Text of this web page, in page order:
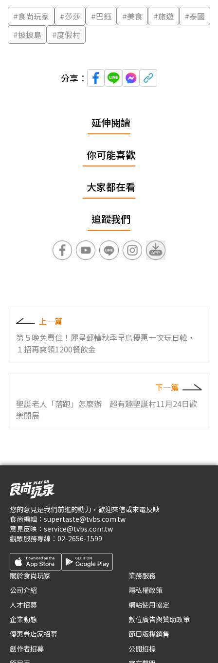
#食尚玩家 #莎莎 #巴鈺 #美食 #旅遊 #泰國
#披披島 #度假村
分享：
延伸閱讀
你可能喜歡
大家都在看
追蹤我們
上一篇
第５晚免費住！麗星郵輪秋季早鳥優惠一次玩日韓，
１招再爽領1200餐飲金
下一篇
聖誕老人「落跑」怎麼辦 超有趣聖誕村11月24日歡
樂開展
您的意見是我們前進的動力，歡迎來信或來電反映
食尚編輯： supertaste@tvbs.com.tw
意見反映： service@tvbs.com.tw
觀眾服務專線： 02-2656-1599
關於食尚玩家
公司介紹
人才招募
企業動態
優惠券店家招募
創作者招募
業務服務
隱私權政策
網站使用協定
數位廣告與贊助政策
節目版權銷售
公開招標